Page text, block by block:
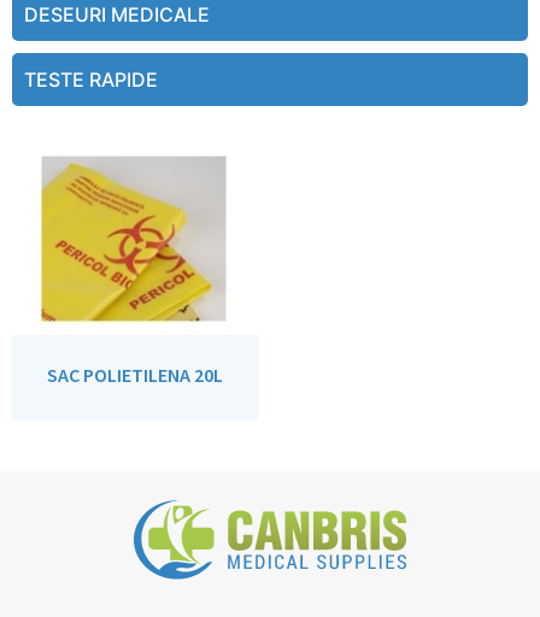
DESEURI MEDICALE
TESTE RAPIDE
SAC POLIETILENA 20L